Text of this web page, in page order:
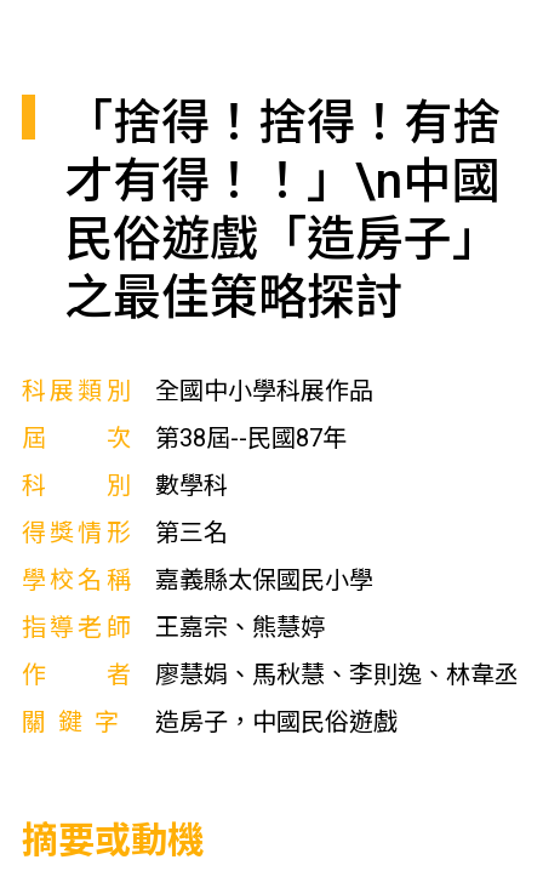
「捨得！捨得！有捨
才有得！！」\n中國
民俗遊戲「造房子」
之最佳策略探討
科展類別
全國中小學科展作品
屆次
第38屆--民國87年
科別
數學科
得獎情形
第三名
學校名稱
嘉義縣太保國民小學
指導老師
王嘉宗、熊慧婷
作者
廖慧娟、馬秋慧、李則逸、林韋丞
關鍵字
造房子，中國民俗遊戲
摘要或動機